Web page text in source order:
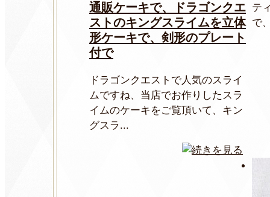
通販ケーキで、ドラゴンクエ
ストのキングスライムを立体
形ケーキで、剣形のプレート
付で
ドラゴンクエストで人気のスライ
ムですね、当店でお作りしたスラ
イムのケーキをご覧頂いて、キン
グスラ...
テ
で